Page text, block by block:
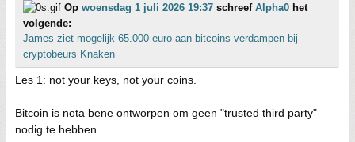
Op woensdag 1 juli 2026 19:37 schreef Alpha0 het
volgende:
James ziet mogelijk 65.000 euro aan bitcoins verdampen bij
cryptobeurs Knaken
Les 1: not your keys, not your coins.
Bitcoin is nota bene ontworpen om geen "trusted third party"
nodig te hebben.